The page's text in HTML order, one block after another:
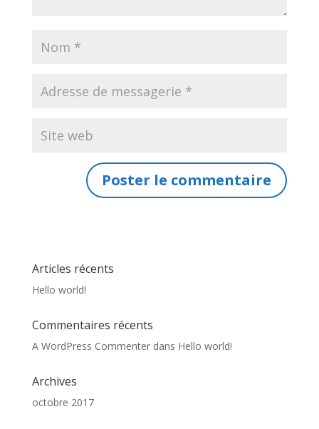
Articles récents
Hello world!
Commentaires récents
A WordPress Commenterdans Hello world!
Archives
octobre 2017